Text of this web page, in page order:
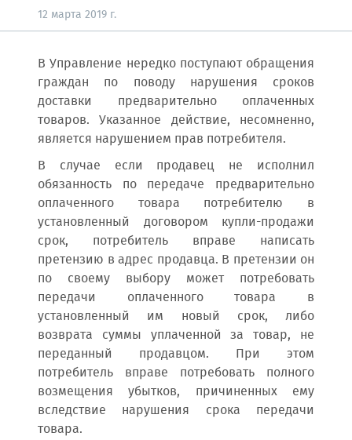
12 марта 2019 г.
В Управление нередко поступают обращения
граждан по поводу нарушения сроков
доставки предварительно оплаченных
товаров. Указанное действие, несомненно,
является нарушением прав потребителя.
В случае если продавец не исполнил
обязанность по передаче предварительно
оплаченного товара потребителю в
установленный договором купли-продажи
срок, потребитель вправе написать
претензию в адрес продавца. В претензии он
по своему выбору может потребовать
передачи оплаченного товара в
установленный им новый срок, либо
возврата суммы уплаченной за товар, не
переданный продавцом. При этом
потребитель вправе потребовать полного
возмещения убытков, причиненных ему
вследствие нарушения срока передачи
товара.